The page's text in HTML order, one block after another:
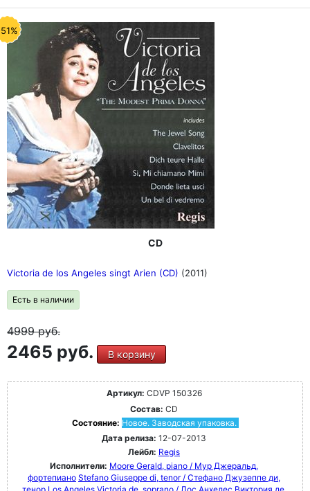
CD
Victoria de los Angeles singt Arien (CD) (2011)
Есть в наличии
4999руб.
2465 руб. В корзину
Артикул: CDVP 150326
Состав: CD
Состояние: Новое. Заводская упаковка.
Дата релиза: 12-07-2013
Лейбл: Regis
Исполнители: Moore Gerald, piano / Мур Джеральд,
фортепиано Stefano Giuseppe di, tenor / Стефано Джузеппе ди,